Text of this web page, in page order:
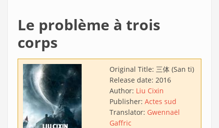
Le problème à trois
corps
Original Title: 三体 (San ti)
Release date: 2016
Author: Liu Cixin
Publisher: Actes sud
Translator: Gwennaël
Gaffric